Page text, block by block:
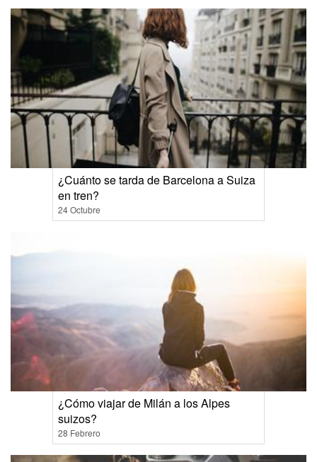
¿Cuánto se tarda de Barcelona a Suiza
en tren?
24 Octubre
¿Cómo viajar de Milán a los Alpes
suizos?
28 Febrero